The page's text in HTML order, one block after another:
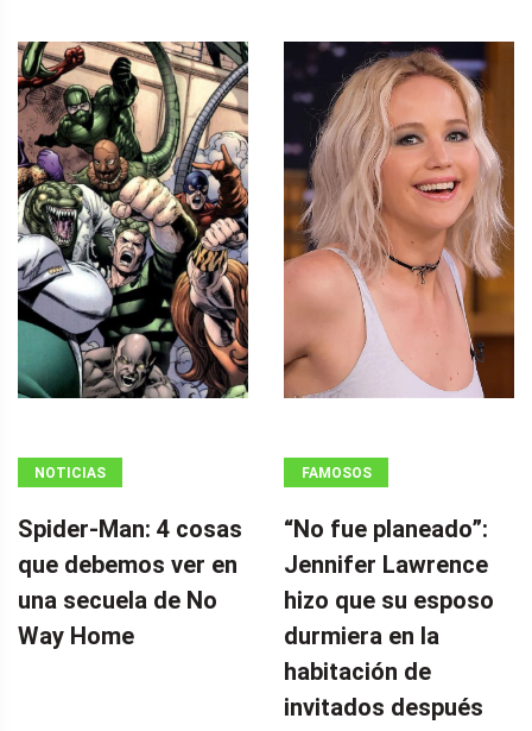
NOTICIAS
Spider-Man: 4 cosas
que debemos ver en
una secuela de No
Way Home
FAMOSOS
“No fue planeado”: ​​
Jennifer Lawrence
hizo que su esposo
durmiera en la
habitación de
invitados después